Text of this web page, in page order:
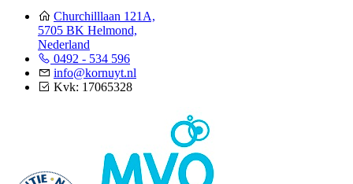
Churchilllaan 121A,
5705 BK Helmond,
Nederland
0492 - 534 596
info@kornuyt.nl
Kvk: 17065328